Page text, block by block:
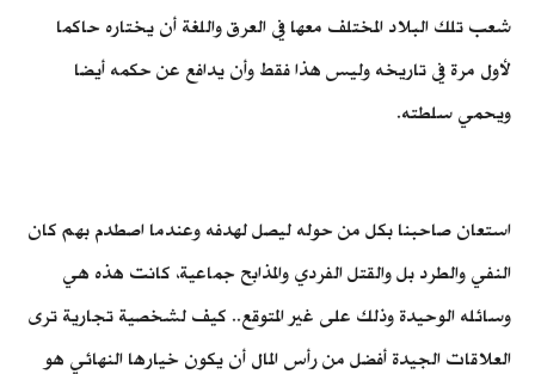
شعب تلك البلاد المختلف معها في العرق واللغة أن يختاره حاكما
لأول مرة في تاريخه وليس هذا فقط وأن يدافع عن حكمه أيضا
ويحمي سلطته.
استعان صاحبنا بكل من حوله ليصل لهدفه وعندما اصطدم بهم كان
النفي والطرد بل والقتل الفردي والمذابح جماعية، كانت هذه هي
وسائله الوحيدة وذلك على غير المتوقع.. كيف لشخصية تجارية ترى
العلاقات الجيدة أفضل من رأس المال أن يكون خيارها النهائي هو